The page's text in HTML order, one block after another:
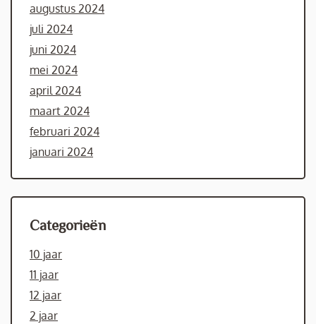
augustus 2024
juli 2024
juni 2024
mei 2024
april 2024
maart 2024
februari 2024
januari 2024
Categorieën
10 jaar
11 jaar
12 jaar
2 jaar